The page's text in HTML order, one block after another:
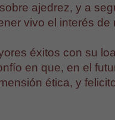
ajedrez, y a
vivo el interés
éxitos con su
en que, en el
ética, y